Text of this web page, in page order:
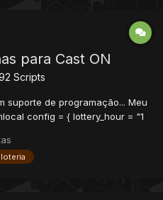
para Cast ON
Scripts
suporte de programação... Meu
config = { lottery_hour = "1
rewards_id = {2160, 9810,
Ite...